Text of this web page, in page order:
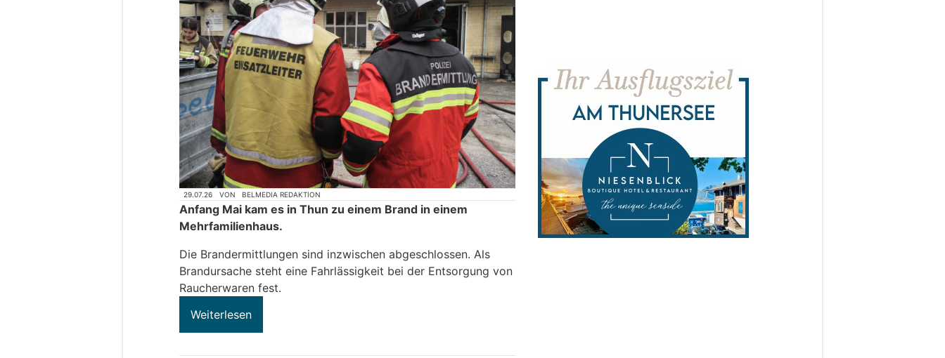
29.07.26 VON BELMEDIA REDAKTION
Anfang Mai kam es in Thun zu einem Brand in einem
Mehrfamilienhaus.
Die Brandermittlungen sind inzwischen abgeschlossen. Als
Brandursache steht eine Fahrlässigkeit bei der Entsorgung von
Raucherwaren fest.
Weiterlesen